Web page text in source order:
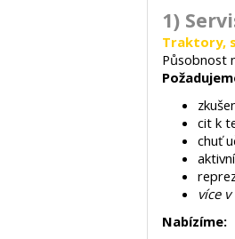
1)
Traktory,
Působnost
cit k
chuť
více
Nabízíme: